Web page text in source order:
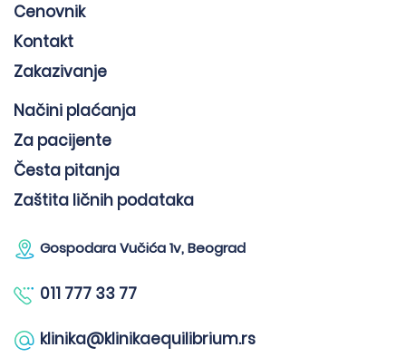
Cenovnik
Kontakt
Zakazivanje
Načini plaćanja
Za pacijente
Česta pitanja
Zaštita ličnih podataka
Gospodara Vučića 1v, Beograd
011 777 33 77
klinika@klinikaequilibrium.rs